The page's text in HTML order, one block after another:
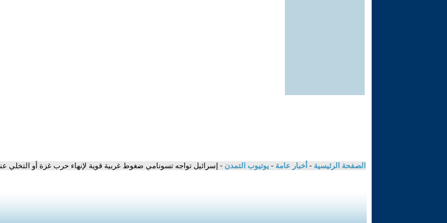
الصفحة الرئيسية - أخبار عامة - يوتيوب التمدن - إسرائيل تواجه تسونامي ضغوط غربية قوية لإنهاء حرب غزة أو التخلي